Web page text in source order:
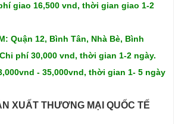
giao 16,500 vnd, thời gian giao 1-2
Quận 12, Bình Tân, Nhà Bè, Bình
phí 30,000 vnd, thời gian 1-2 ngày.
- 35,000vnd, thời gian 1- 5 ngày
XUẤT THƯƠNG MẠI QUỐC TẾ